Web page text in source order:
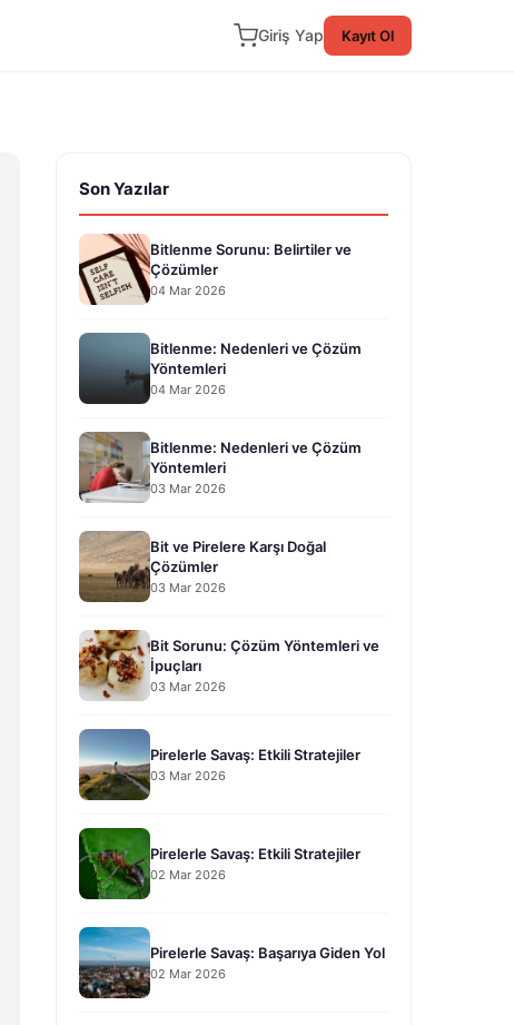
Giriş Yap Kayıt Ol
Son Yazılar
Bitlenme Sorunu: Belirtiler ve
Çözümler
04 Mar 2026
Bitlenme: Nedenleri ve Çözüm
Yöntemleri
04 Mar 2026
Bitlenme: Nedenleri ve Çözüm
Yöntemleri
03 Mar 2026
Bit ve Pirelere Karşı Doğal
Çözümler
03 Mar 2026
Bit Sorunu: Çözüm Yöntemleri ve
İpuçları
03 Mar 2026
Pirelerle Savaş: Etkili Stratejiler
03 Mar 2026
Pirelerle Savaş: Etkili Stratejiler
02 Mar 2026
Pirelerle Savaş: Başarıya Giden Yol
02 Mar 2026